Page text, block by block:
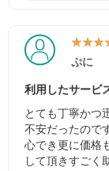
ぷに
利用したサービ
とても丁寧かつ
不安だったので
心でき更に価格
して頂きすごく